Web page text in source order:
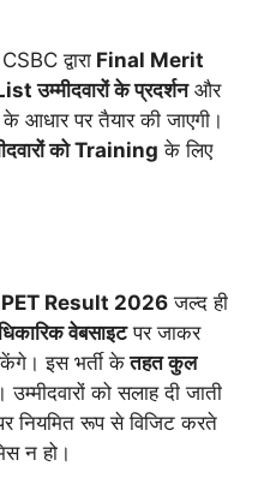
द्वारा Final Merit
उम्मीदवारों के प्रदर्शनऔर
के आधार पर तैयार की जाएगी।
को Training के लिए
Result 2026 जल्द ही
वेबसाइटपर जाकर
इस भर्ती केतहत कुल
उम्मीदवारों को सलाह दी जाती
नियमित रूप से विजिट करते
न हो।